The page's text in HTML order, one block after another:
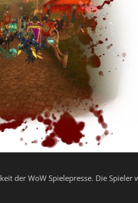
der WoW Spielepresse. Die Spieler